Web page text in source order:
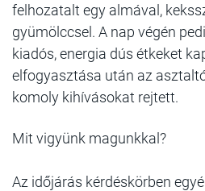
felhozatalt egy almával,
gyümölccsel. A nap végén
kiadós, energia dús étkeket
elfogyasztása után az
komoly kihívásokat rejtett.
Mit vigyünk magunkkal?
Az időjárás kérdéskörben